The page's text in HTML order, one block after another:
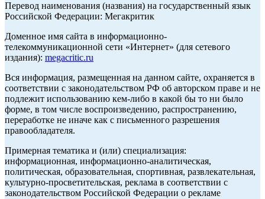
Перевод наименования (названия) на государственный язык
Российской Федерации: Мегакритик
Доменное имя сайта в информационно-
телекоммуникационной сети «Интернет» (для сетевого
издания): megacritic.ru
Вся информация, размещенная на данном сайте, охраняется в
соответствии с законодательством РФ об авторском праве и не
подлежит использованию кем-либо в какой бы то ни было
форме, в том числе воспроизведению, распространению,
переработке не иначе как с письменного разрешения
правообладателя.
Примерная тематика и (или) специализация:
информационная, информационно-аналитическая,
политическая, образовательная, спортивная, развлекательная,
культурно-просветительская, реклама в соответствии с
законодательством Российской Федерации о рекламе